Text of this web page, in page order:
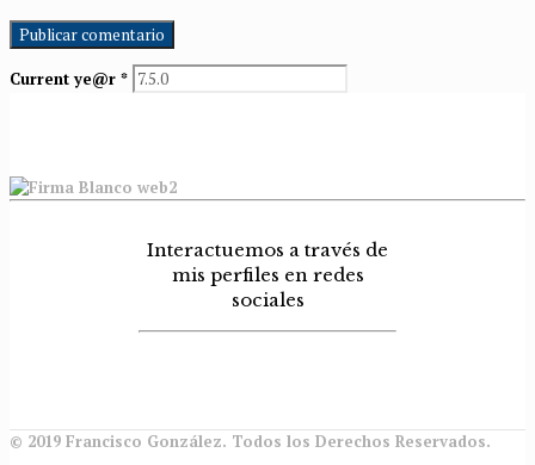
Current ye@r *
Interactuemos a través de
mis perfiles en redes
sociales
© 2019 Francisco González. Todos los Derechos Reservados.